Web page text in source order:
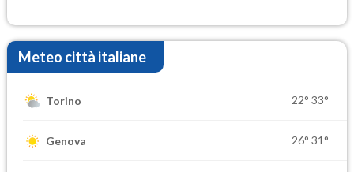
Meteo città italiane
Torino 22° 33°
Genova 26° 31°